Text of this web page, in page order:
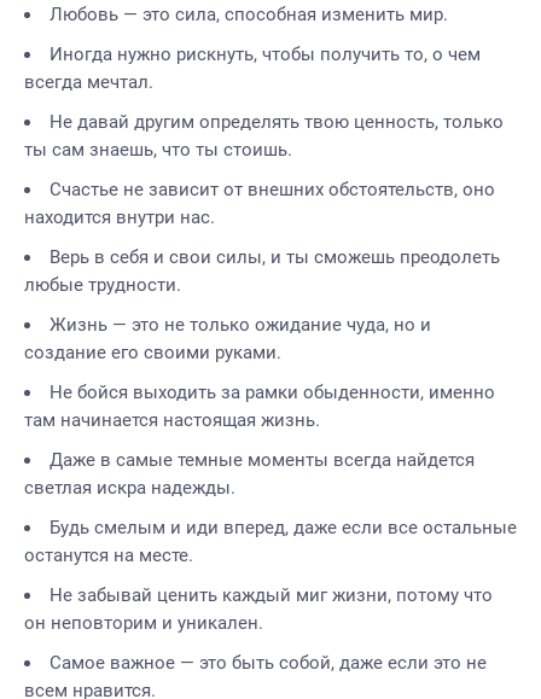
Любовь — это сила, способная изменить мир.
Иногда нужно рискнуть, чтобы получить то, о чем
всегда мечтал.
Не давай другим определять твою ценность, только
ты сам знаешь, что ты стоишь.
Счастье не зависит от внешних обстоятельств, оно
находится внутри нас.
Верь в себя и свои силы, и ты сможешь преодолеть
любые трудности.
Жизнь — это не только ожидание чуда, но и
создание его своими руками.
Не бойся выходить за рамки обыденности, именно
там начинается настоящая жизнь.
Даже в самые темные моменты всегда найдется
светлая искра надежды.
Будь смелым и иди вперед, даже если все остальные
останутся на месте.
Не забывай ценить каждый миг жизни, потому что
он неповторим и уникален.
Самое важное — это быть собой, даже если это не
всем нравится.